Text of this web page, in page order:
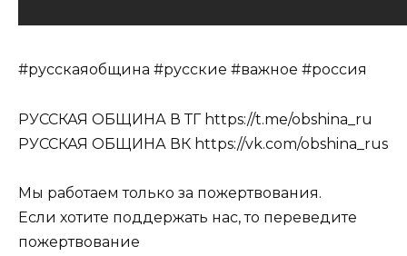
#русскаяобщина #русские #важное #россия
РУССКАЯ ОБЩИНА В ТГ https://t.me/obshina_ru
РУССКАЯ ОБЩИНА ВК https://vk.com/obshina_rus
Мы работаем только за пожертвования.
Если хотите поддержать нас, то переведите
пожертвование